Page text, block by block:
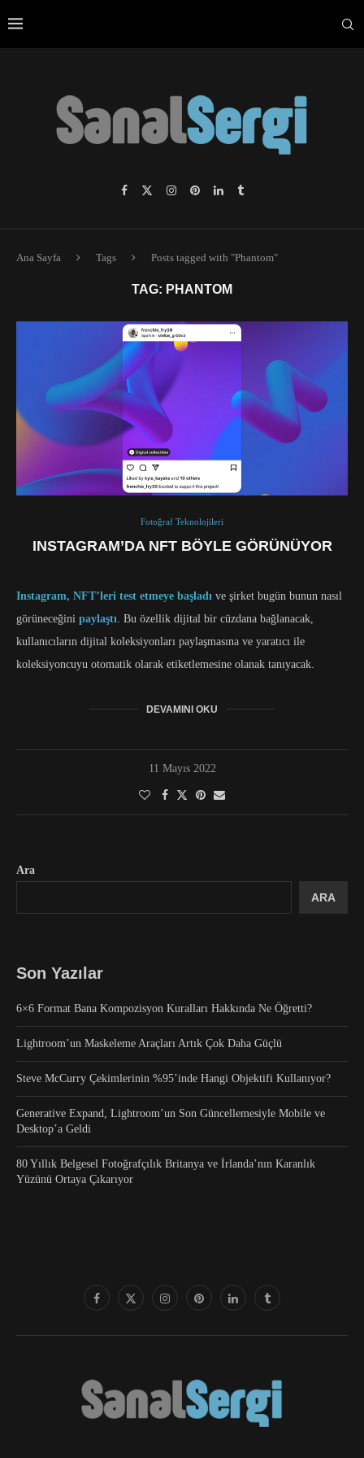
Ana Sayfa Tags Posts tagged with "Phantom"
TAG: PHANTOM
Fotoğraf Teknolojileri
INSTAGRAM’DA NFT BÖYLE GÖRÜNÜYOR
Instagram, NFT’leri test etmeye başladı ve şirket bugün bunun nasıl
görüneceğini paylaştı. Bu özellik dijital bir cüzdana bağlanacak,
kullanıcıların dijital koleksiyonları paylaşmasına ve yaratıcı ile
koleksiyoncuyu otomatik olarak etiketlemesine olanak tanıyacak.
DEVAMINI OKU
11 Mayıs 2022
Ara
ARA
Son Yazılar
6×6 Format Bana Kompozisyon Kuralları Hakkında Ne Öğretti?
Lightroom’un Maskeleme Araçları Artık Çok Daha Güçlü
Steve McCurry Çekimlerinin %95’inde Hangi Objektifi Kullanıyor?
Generative Expand, Lightroom’un Son Güncellemesiyle Mobile ve
Desktop’a Geldi
80 Yıllık Belgesel Fotoğrafçılık Britanya ve İrlanda’nın Karanlık
Yüzünü Ortaya Çıkarıyor